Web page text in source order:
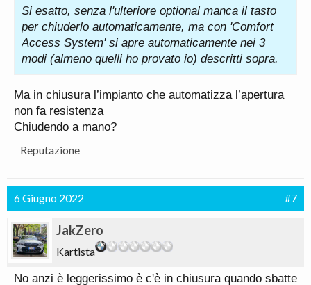
Si esatto, senza l'ulteriore optional manca il tasto
per chiuderlo automaticamente, ma con 'Comfort
Access System' si apre automaticamente nei 3
modi (almeno quelli ho provato io) descritti sopra.
Ma in chiusura l’impianto che automatizza l’apertura
non fa resistenza
Chiudendo a mano?
Reputazione
6 Giugno 2022 #7
JakZero
Kartista
No anzi è leggerissimo è c'è in chiusura quando sbatte